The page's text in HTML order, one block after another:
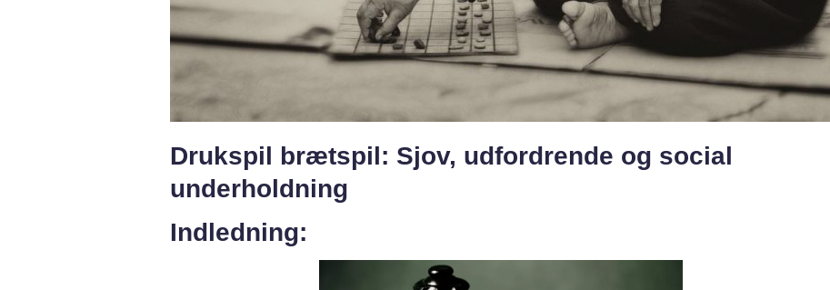
Drukspil brætspil: Sjov, udfordrende og social
underholdning
Indledning: